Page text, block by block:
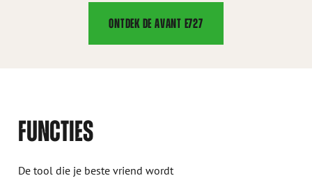
ONTDEK DE AVANT E727
FUNCTIES
De tool die je beste vriend wordt